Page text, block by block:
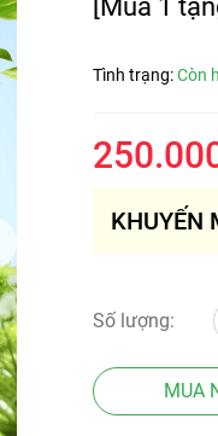
Tình trạng:Còn
KHUYẾN
Số lượng:
MUA